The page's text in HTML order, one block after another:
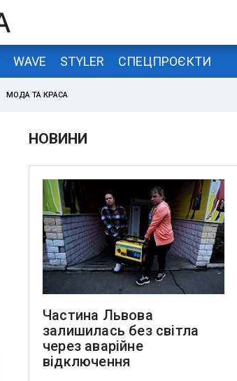
WAVE STYLER СПЕЦПРОЄКТИ
МОДА ТА КРАСА
НОВИНИ
Частина Львова
залишилась без світла
через аварійне
відключення